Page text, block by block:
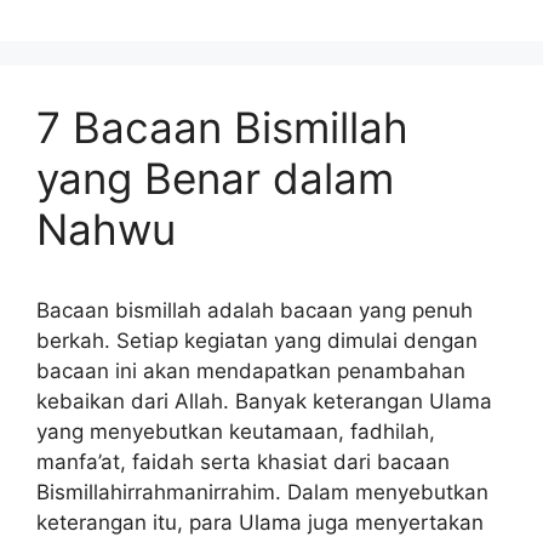
7 Bacaan Bismillah
yang Benar dalam
Nahwu
Bacaan bismillah adalah bacaan yang penuh
berkah. Setiap kegiatan yang dimulai dengan
bacaan ini akan mendapatkan penambahan
kebaikan dari Allah. Banyak keterangan Ulama
yang menyebutkan keutamaan, fadhilah,
manfa’at, faidah serta khasiat dari bacaan
Bismillahirrahmanirrahim. Dalam menyebutkan
keterangan itu, para Ulama juga menyertakan